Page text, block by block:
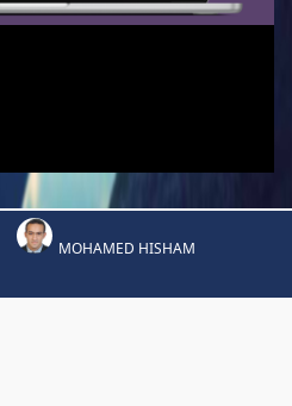
MOHAMED HISHAM